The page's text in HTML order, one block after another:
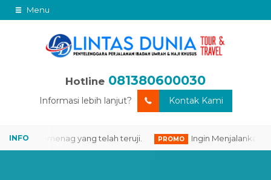
Menu
Hotline 081380600030
Informasi lebih lanjut? Kontak Kami
Kemenag yang telah teruji. PROMO Ingin Menjalankan Ibadah